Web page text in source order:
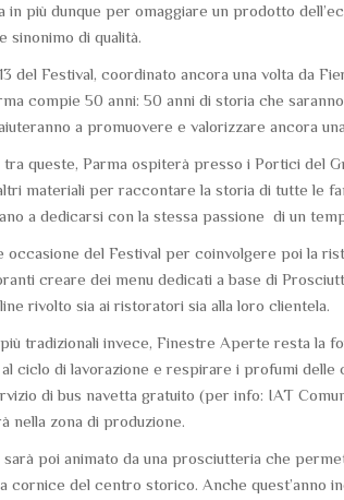
in più dunque per omaggiare un prodotto
sinonimo di qualità.
del Festival, coordinato ancora una volta da
compie 50 anni: 50 anni di storia che
a promuovere e valorizzare ancora
queste, Parma ospiterà presso i Portici del
materiali per raccontare la storia di tutte le
a dedicarsi con la stessa passione di un
occasione del Festival per coinvolgere poi la
creare dei menu dedicati a base di
rivolto sia ai ristoratori sia alla loro clientela.
tradizionali invece, Finestre Aperte resta la
ciclo di lavorazione e respirare i profumi
di bus navetta gratuito (per info: IAT
nella zona di produzione.
poi animato da una prosciutteria che
cornice del centro storico. Anche quest’anno